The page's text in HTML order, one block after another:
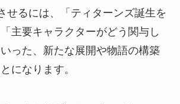
せるには、「ティターンズ誕生を
主要キャラクターがどう関与し
った、新たな展開や物語の構築
になります。